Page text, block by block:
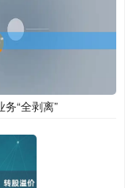
“全剥离”